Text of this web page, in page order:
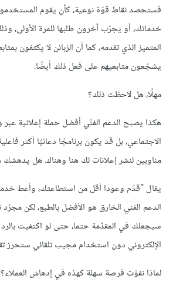
فستحصدنقاطقوّةنوعية،كأن يقوم
خدماتك،أويجرّبآخرون طلبهاللمرة الأولى،
المتميزالذيتقدمه،كما أن الزبائنلايكتفون
يشجّعونمتابعيهمعلى فعل ذلك أيضًا.
مهلًا،هللاحظت ذلك؟
هكذا يصبح الدعم الفنّي أفضلحملة إعلانيةعبر
الاجتماعي،بل قديكونبرنامجًا دعائيًا أكثر
مناوبينلنشرإعلاناتلكهنا وهناك.هل يدهشك
يقال"قدّم وعودا أقلمن استطاعتك،وأعط
الدعم الفني الخارقهوالأفضلبالطبع،لكنمجرّد
سيجعلك في المقدّمةحتما،حتىلواكتفيتبالرد
الإلكتروني دون استخداممجيبتلقائي ستحرز
لماذانفوّت فرصة سهلةكهذه في إدهاش العملاء؟